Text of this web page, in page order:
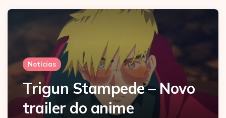
Notícias
Trigun Stampede – Novo
trailer do anime